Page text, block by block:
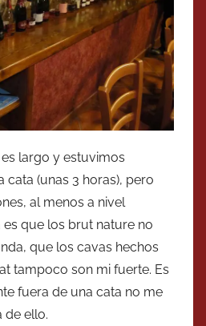
largo y estuvimos
cata (unas 3 horas), pero
al menos a nivel
que los brut nature no
que los cavas hechos
tampoco son mi fuerte. Es
fuera de una cata no me
de ello.